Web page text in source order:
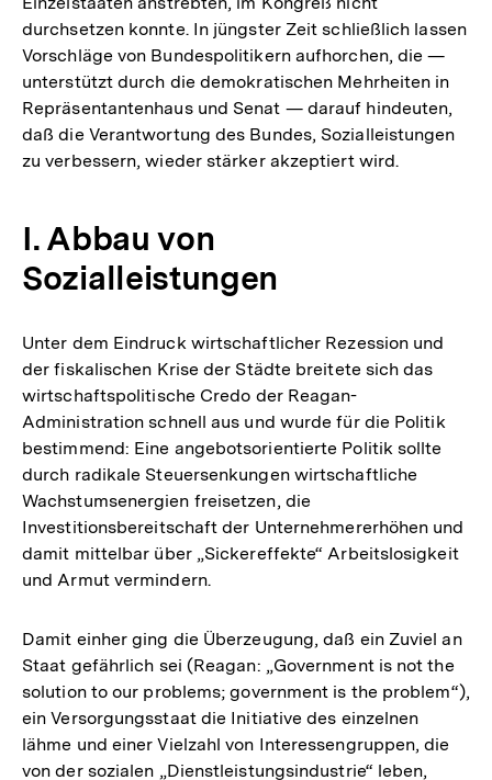
durchsetzen konnte. In jüngster Zeit schließlich lassen
Vorschläge von Bundespolitikern aufhorchen, die —
unterstützt durch die demokratischen Mehrheiten in
Repräsentantenhaus und Senat — darauf hindeuten,
daß die Verantwortung des Bundes, Sozialleistungen
zu verbessern, wieder stärker akzeptiert wird.
I. Abbau von
Sozialleistungen
Unter dem Eindruck wirtschaftlicher Rezession und
der fiskalischen Krise der Städte breitete sich das
wirtschaftspolitische Credo der Reagan-
Administration schnell aus und wurde für die Politik
bestimmend: Eine angebotsorientierte Politik sollte
durch radikale Steuersenkungen wirtschaftliche
Wachstumsenergien freisetzen, die
Investitionsbereitschaft der Unternehmererhöhen und
damit mittelbar über „Sickereffekte“ Arbeitslosigkeit
und Armut vermindern.
Damit einher ging die Überzeugung, daß ein Zuviel an
Staat gefährlich sei (Reagan: „Government is not the
solution to our problems; government is the problem“),
ein Versorgungsstaat die Initiative des einzelnen
lähme und einer Vielzahl von Interessengruppen, die
von der sozialen „Dienstleistungsindustrie“ leben,